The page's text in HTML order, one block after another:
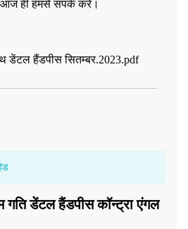
ही हमसे संपर्क करें।
डेंटल हैंडपीस सितम्बर.2023.pdf
गति डेंटल हैंडपीस कॉन्ट्रा एंगल